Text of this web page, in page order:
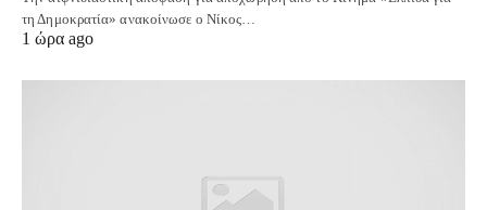
τη Δημοκρατία» ανακοίνωσε ο Νίκος…
1 ώρα ago